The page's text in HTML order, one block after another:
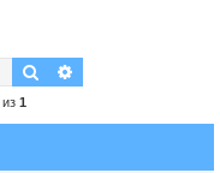
Поиск
из 1